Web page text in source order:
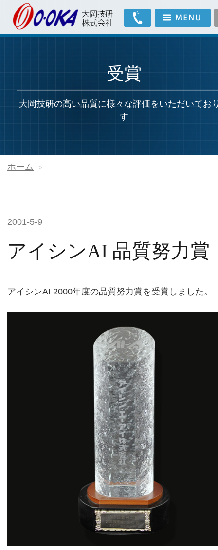
受賞
大岡技研の高い品質に様々な評価をいただいてお
す
ホーム
2001-5-9
アイシンAI 品質努力賞
アイシンAI 2000年度の品質努力賞を受賞しました。